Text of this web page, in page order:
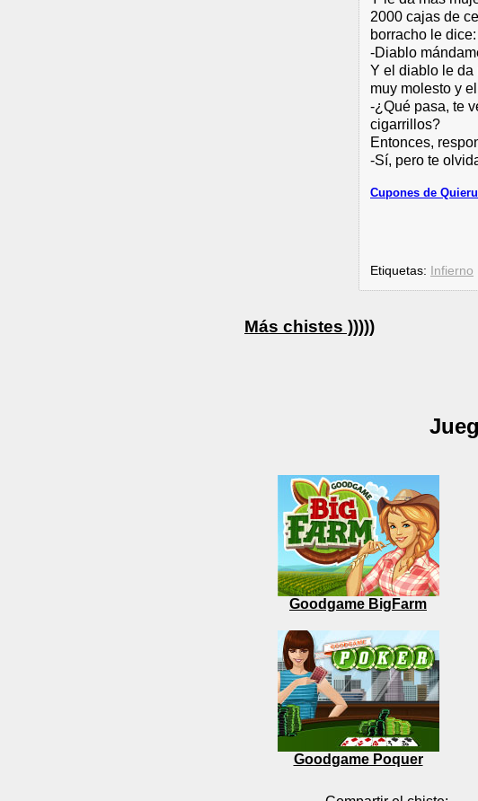
2000 cajas de
borracho le dice:
-Diablo
Y el diablo le da
muy molesto y
-¿Qué pasa, te
cigarrillos?
Entonces,
-Sí, pero te
Cupones de
Etiquetas: Infierno
Más chistes )))))
Goodgame BigFarm
Goodgame Poquer